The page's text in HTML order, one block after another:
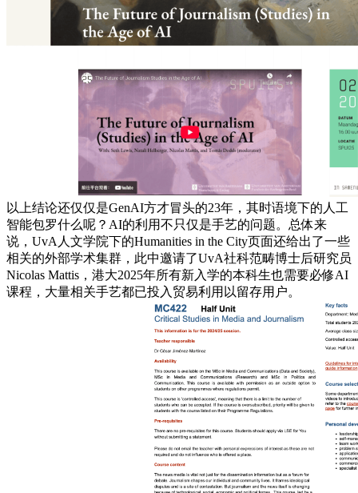
以上结论还仅仅是GenAI方才冒头的23年，其时语境下的人工
智能包罗什么呢？AI的利用不只仅是手艺的问题。总体来
说，UvA人文学院下的Humanities in the City页面还给出了一些
相关的外部学术集群，此中邀请了UvA社科范畴博士后研究员
Nicolas Mattis，港大2025年所有新入学的本科生也需要必修AI
课程，大量相关手艺都已投入贸易利用以留存用户。